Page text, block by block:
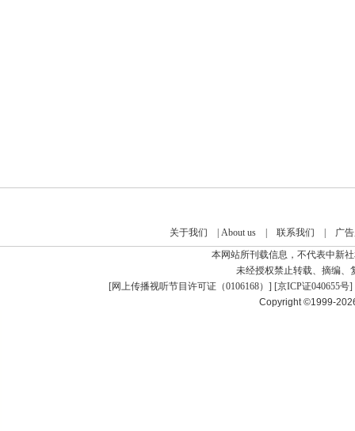
关于我们 About us| 联系我们
广
本网站所刊载信息，不代表中新
未经授权禁止转载、摘编、
[网上传播视听节目许可证（0106168） ] [京ICP证040655号]
Copyright ©1999-